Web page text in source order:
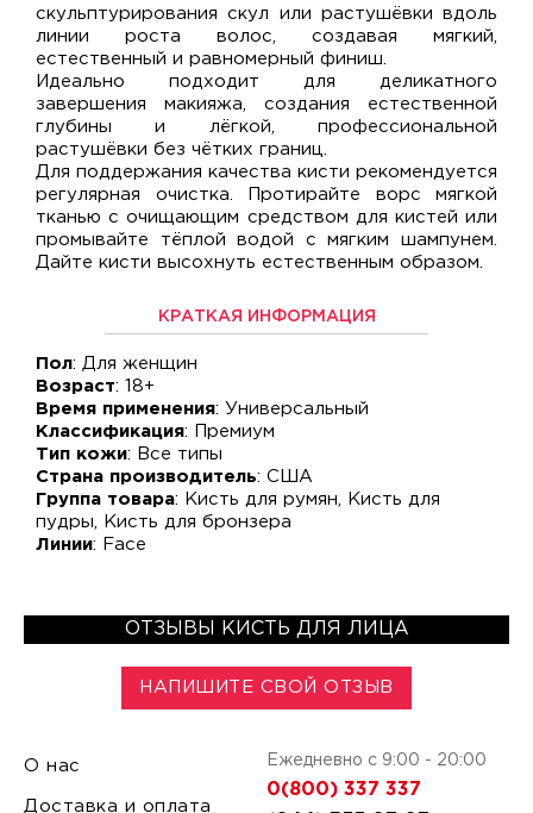
скульптурирования скул или растушёвки вдоль
линии роста волос, создавая мягкий,
естественный и равномерный финиш.
Идеально подходит для деликатного
завершения макияжа, создания естественной
глубины и лёгкой, профессиональной
растушёвки без чётких границ.
Для поддержания качества кисти рекомендуется
регулярная очистка. Протирайте ворс мягкой
тканью с очищающим средством для кистей или
промывайте тёплой водой с мягким шампунем.
Дайте кисти высохнуть естественным образом.
КРАТКАЯ ИНФОРМАЦИЯ
Пол: Для женщин
Возраст: 18+
Время применения: Универсальный
Классификация: Премиум
Тип кожи: Все типы
Страна производитель: США
Группа товара: Кисть для румян, Кисть для
пудры, Кисть для бронзера
Линии: Face
ОТЗЫВЫ КИСТЬ ДЛЯ ЛИЦА
НАПИШИТЕ СВОЙ ОТЗЫВ
О нас
Доставка и оплата
Ежедневно с 9:00 - 20:00
0(800) 337 337